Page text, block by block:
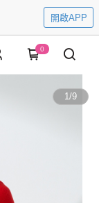
開啟APP
0
1/9